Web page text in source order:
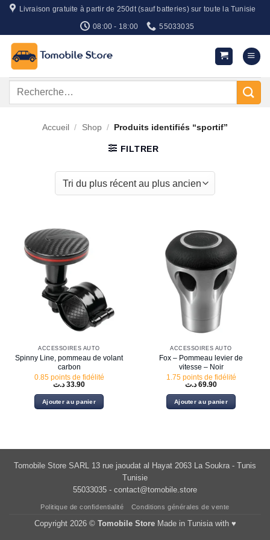
Passer
contenu
Livraison gratuite à partir de 250dt (sauf batteries) sur toute la Tunisie
08:00 - 18:00 55033035
Recherche
Accueil / Shop / Produits identifiés “sportif”
FILTRER
ACCESSOIRES AUTO
Spinny Line, pommeau de volant
carbon
0.85 points de fidélité
33.90 د.ت
Ajouter au panier
ACCESSOIRES AUTO
Fox – Pommeau levier de
vitesse – Noir
1.75 points de fidélité
69.90 د.ت
Ajouter au panier
Tomobile Store SARL 13 rue jaoudat al Hayat 2063 La Soukra - Tunis
Tunisie
55033035 - contact@tomobile.store
Politique de confidentialité Conditions générales de vente
Copyright 2026 © Tomobile StoreMade in Tunisia with ♥